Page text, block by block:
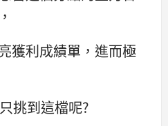
獲利成績單，進而極
挑到這檔呢?